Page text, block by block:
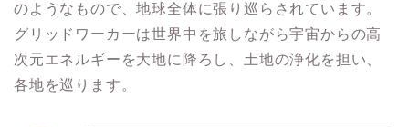
のようなもので、地球全体に張り巡らされています。
グリッドワーカーは世界中を旅しながら宇宙からの高
次元エネルギーを大地に降ろし、土地の浄化を担い、
各地を巡ります。